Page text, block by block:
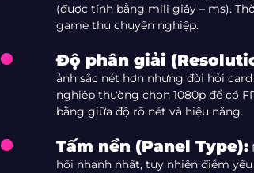
(được tính bằng mili giây – ms).
game thủ chuyên nghiệp.
Độ phân giải
ảnh sắc nét hơn nhưng đòi hỏi
nghiệp thường chọn 1080p để có
bằng giữa độ rõ nét và hiệu năng.
Tấm nền (Panel Type):
hồi nhanh nhất, tuy nhiên điểm